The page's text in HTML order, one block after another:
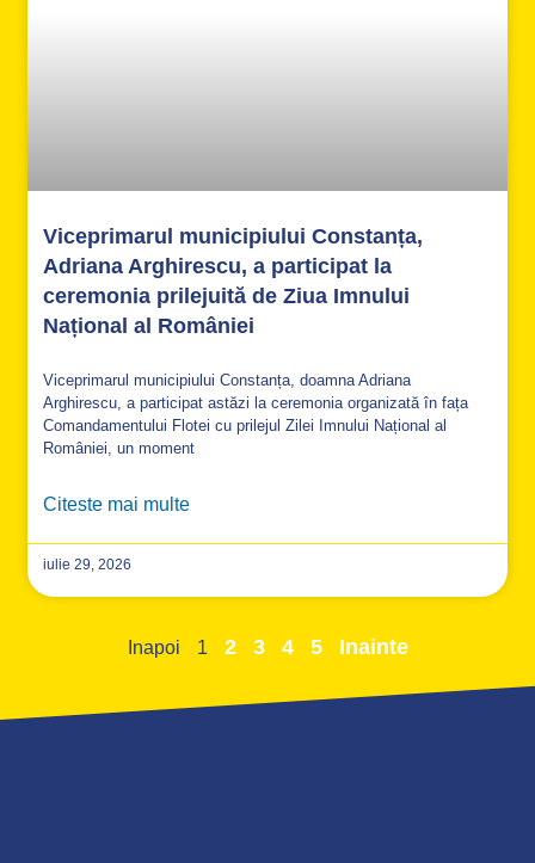
Viceprimarul municipiului Constanța,
Adriana Arghirescu, a participat la
ceremonia prilejuită de Ziua Imnului
Național al României
Viceprimarul municipiului Constanța, doamna Adriana
Arghirescu, a participat astăzi la ceremonia organizată în fața
Comandamentului Flotei cu prilejul Zilei Imnului Național al
României, un moment
Citeste mai multe
iulie 29, 2026
Inapoi 1 2 3 4 5 Inainte